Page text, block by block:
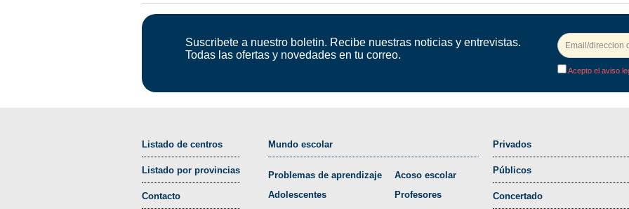
Suscribete a nuestro boletin. Recibe nuestras noticias y entrevistas.
Todas las ofertas y novedades en tu correo.
Acepto el aviso
Listado de centros
Listado por provincias
Contacto
Mundo escolar
Problemas de aprendizaje
Adolescentes
Acoso escolar
Profesores
Privados
Públicos
Concertado